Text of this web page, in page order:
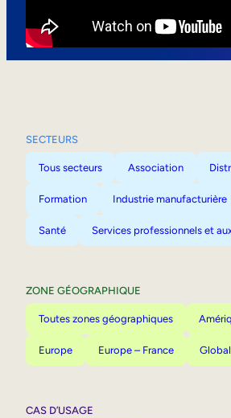
SECTEURS
Tous secteurs Association
Formation Industrie manufacturière
Santé Services professionnels et
ZONE GÉOGRAPHIQUE
Toutes zones géographiques
Europe Europe – France Global
CAS D’USAGE